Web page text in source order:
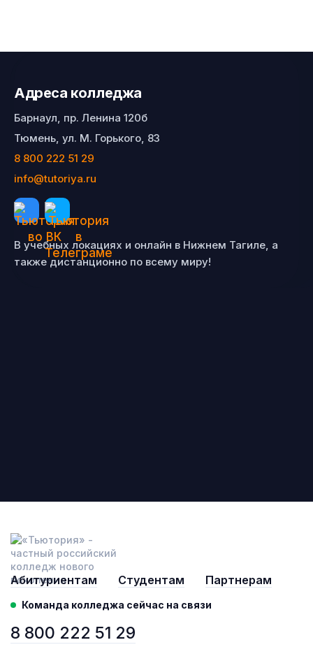
Адреса колледжа
Барнаул, пр. Ленина 120б
Тюмень, ул. М. Горького, 83
8 800 222 51 29
info@tutoriya.ru
В учебных локациях и онлайн в Нижнем Тагиле, а
также дистанционно по всему миру!
Абитуриентам Студентам Партнерам
Команда колледжа сейчас на связи
8 800 222 51 29